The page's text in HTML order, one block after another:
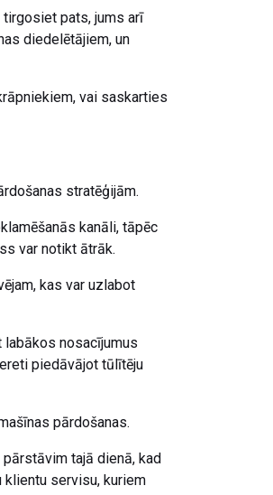
tirgosiet pats, jums arī
diedelētājiem, un
vai saskarties
stratēģijām.
kanāli, tāpēc
var notikt ātrāk.
kas var uzlabot
nosacījumus
piedāvājot tūlītēju
pārdošanas.
tajā dienā, kad
servisu, kuriem